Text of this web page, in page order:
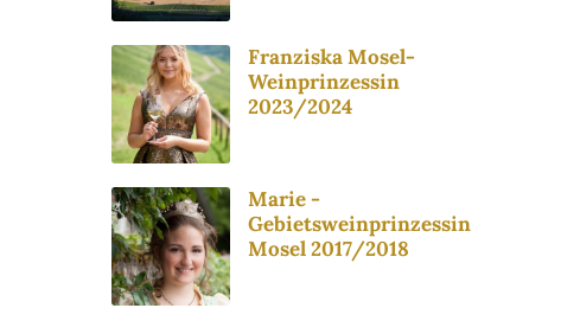
Franziska Mosel-
Weinprinzessin
2023/2024
Marie -
Gebietsweinprinzessin
Mosel 2017/2018